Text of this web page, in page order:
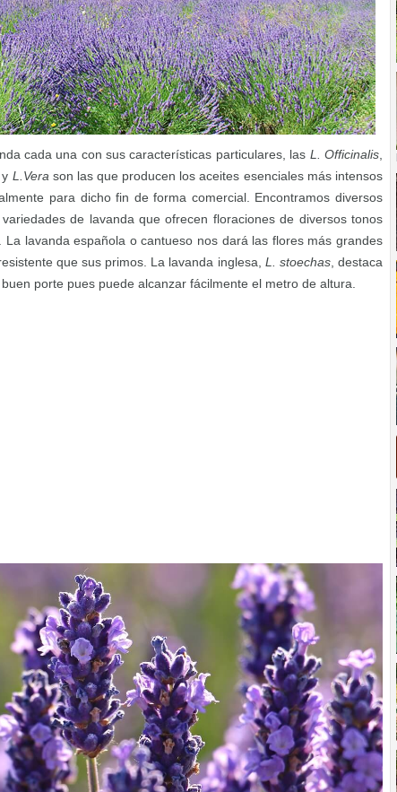
cada una con sus características particulares, las L. Officinalis
y L.Vera son las que producen los aceites esenciales más intensos
para dicho fin de forma comercial. Encontramos diversos
de lavanda que ofrecen floraciones de diversos tonos
La lavanda española o cantueso nos dará las flores más grandes
que sus primos. La lavanda inglesa, L. stoechas, destaca
porte pues puede alcanzar fácilmente el metro de altura.